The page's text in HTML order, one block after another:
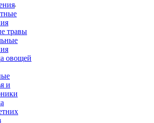
травы
овощей
и